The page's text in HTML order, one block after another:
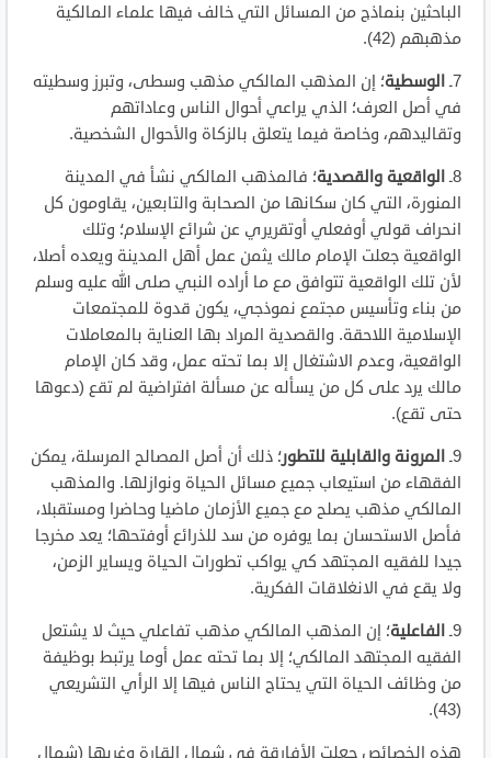
الباحثين بنماذج من المسائل التي خالف فيها علماء المالكية
مذهبهم (42).
7ـ الوسطية؛ إن المذهب المالكي مذهب وسطى، وتبرز وسطيته
في أصل العرف؛ الذي يراعي أحوال الناس وعاداتهم
وتقاليدهم، وخاصة فيما يتعلق بالزكاة والأحوال الشخصية.
8ـ الواقعية والقصدية؛ فالمذهب المالكي نشأ في المدينة
المنورة، التي كان سكانها من الصحابة والتابعين، يقاومون كل
انحراف قولي أوفعلي أوتقريري عن شرائع الإسلام؛ وتلك
الواقعية جعلت الإمام مالك يثمن عمل أهل المدينة ويعده أصلا،
لأن تلك الواقعية تتوافق مع ما أراده النبي صلى الله عليه وسلم
من بناء وتأسيس مجتمع نموذجي، يكون قدوة للمجتمعات
الإسلامية اللاحقة. والقصدية المراد بها العناية بالمعاملات
الواقعية، وعدم الاشتغال إلا بما تحته عمل، وقد كان الإمام
مالك يرد على كل من يسأله عن مسألة افتراضية لم تقع (دعوها
حتى تقع).
9ـ المرونة والقابلية للتطور؛ ذلك أن أصل المصالح المرسلة، يمكن
الفقهاء من استيعاب جميع مسائل الحياة ونوازلها. والمذهب
المالكي مذهب يصلح مع جميع الأزمان ماضيا وحاضرا ومستقبلا،
فأصل الاستحسان بما يوفره من سد للذرائع أوفتحها؛ يعد مخرجا
جيدا للفقيه المجتهد كي يواكب تطورات الحياة ويساير الزمن،
ولا يقع في الانغلاقات الفكرية.
9ـ الفاعلية؛ إن المذهب المالكي مذهب تفاعلي حيث لا يشتعل
الفقيه المجتهد المالكي؛ إلا بما تحته عمل أوما يرتبط بوظيفة
من وظائف الحياة التي يحتاج الناس فيها إلا الرأي التشريعي
(43).
هذه الخصائص جعلت الأفارقة في شمال القارة وغربها (شمال